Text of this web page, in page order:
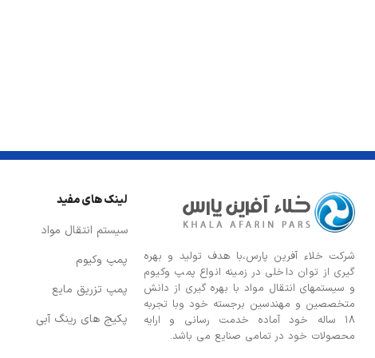
شركت خلاء آفرین پارس،با هدف توليد و بهره
گيری از توان داخلی در زمينه انواع پمپ وكيوم
و سیستمهای انتقال مواد با بهره گيری از دانش
متخصصين و مهندسين برجسته خود وبا تجربه
۱۸ ساله خود آماده خدمت رسانی و ارایه
محصولات خود در تمامی صنایع می باشد.
لینک های مفید
سیستم انتقال مواد
پمپ وکیوم
پمپ تزریق مایع
پکیج های رینگ آبی